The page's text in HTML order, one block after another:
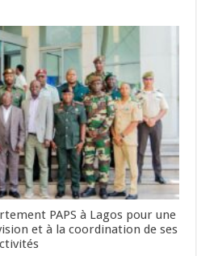
PAPS à Lagos pour une
et à la coordination de ses